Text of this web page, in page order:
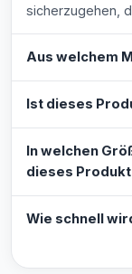
sicherzugehen,
Aus welchem
Ist dieses
In welchen
dieses
Wie schnell